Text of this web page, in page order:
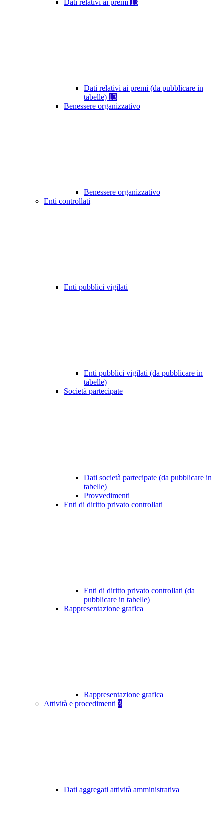
Dati relativi ai premi 13
Dati relativi ai premi (da pubblicare in
tabelle) 13
Benessere organizzativo
Benessere organizzativo
Enti controllati
Enti pubblici vigilati
Enti pubblici vigilati (da pubblicare in
tabelle)
Società partecipate
Dati società partecipate (da pubblicare in
tabelle)
Provvedimenti
Enti di diritto privato controllati
Enti di diritto privato controllati (da
pubblicare in tabelle)
Rappresentazione grafica
Rappresentazione grafica
Attività e procedimenti 3
Dati aggregati attività amministrativa